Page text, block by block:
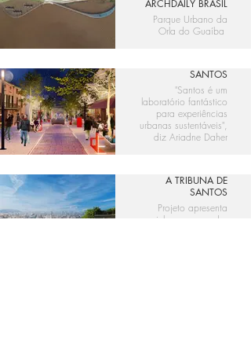
ARCHDAILY BRASIL
Parque Urbano da
Orla do Guaíba
SANTOS
"Santos é um
laboratório fantástico
para experiências
urbanas sustentáveis",
diz Ariadne Daher
A TRIBUNA DE
SANTOS
Projeto apresenta
caminhos para mudar